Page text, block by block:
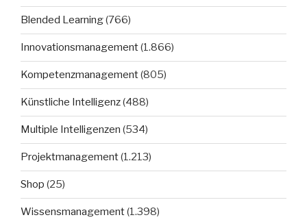
Blended Learning(766)
Innovationsmanagement(1.866)
Kompetenzmanagement(805)
Künstliche Intelligenz(488)
Multiple Intelligenzen (534)
Projektmanagement(1.213)
Shop (25)
Wissensmanagement(1.398)